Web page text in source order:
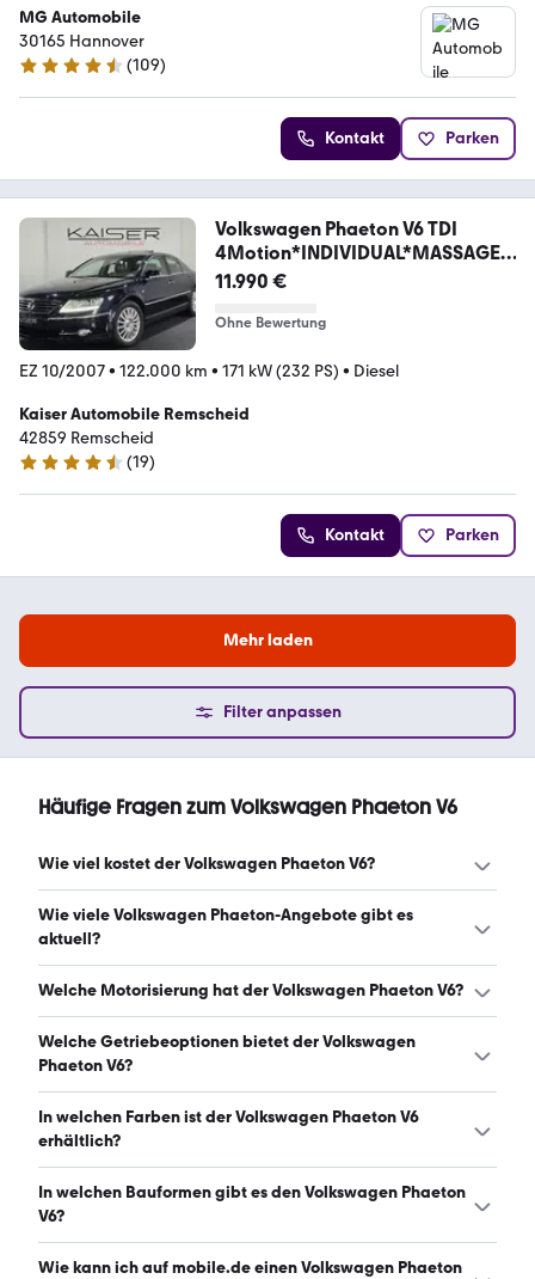
MG Automobile
30165 Hannover
4.4 Sterne
(109)
Kontakt Parken
Volkswagen Phaeton V6 TDI
4Motion*INDIVIDUAL*MASSAGE*
SITZKL
11.990 €
Ohne Bewertung
EZ 10/2007• 122.000 km • 171 kW (232 PS) • Diesel
Kaiser Automobile Remscheid
42859 Remscheid
4.4 Sterne
(19)
Kontakt Parken
Mehr laden
Filter anpassen
Häufige Fragen zum Volkswagen Phaeton V6
Wie viel kostet der Volkswagen Phaeton V6?
Ein guter Preis für einen Volkswagen Phaeton V6 liegt
zwischen 5.000 € und 11.866 €. (Stand: 7.8.2026)
Wie viele Volkswagen Phaeton-Angebote gibt es
aktuell?
Es gibt insgesamt 242 Volkswagen Phaeton bei mobile.de,
7.8.2026)
Welche Motorisierung hat der Volkswagen Phaeton V6?
Der Volkswagen Phaeton V6 hat Leistungen zwischen 224
und 245 PS. (Stand: 7.8.2026)
Welche Getriebeoptionen bietet der Volkswagen
Phaeton V6?
Der Volkswagen Phaeton V6 ist mit automatischem
Getriebe erhältlich. (Stand: 7.8.2026)
In welchen Farben ist der Volkswagen Phaeton V6
erhältlich?
Den Volkswagen Phaeton V6 gibt es in folgenden Farben:
schwarz, grau, silber, blau, braun, weiß, gold und beige.
In welchen Bauformen gibt es den Volkswagen Phaeton
V6?
Den Volkswagen Phaeton V6 gibt es in folgenden
Wie kann ich auf mobile.de einen Volkswagen Phaeton